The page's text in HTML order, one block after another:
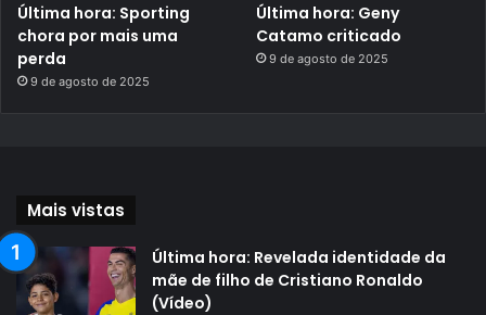
Última hora: Sporting
chora por mais uma
perda
9 de agosto de 2025
Última hora: Geny
Catamo criticado
9 de agosto de 2025
Mais vistas
Última hora: Revelada identidade da
mãe de filho de Cristiano Ronaldo
(Vídeo)